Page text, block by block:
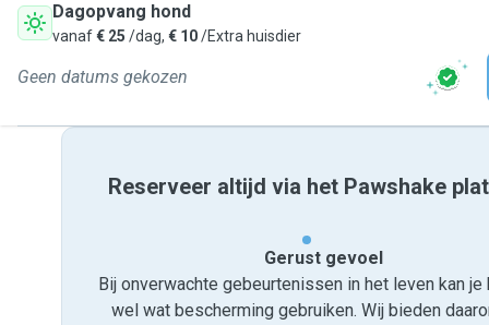
Dagopvang hond
vanaf€ 25 /dag, € 10/Extra huisdier
Geen datums gekozen
Reserveer altijd via het Pawshake
Gerust gevoel
Bij onverwachte gebeurtenissen in het leven kan je
wel wat bescherming gebruiken. Wij bieden